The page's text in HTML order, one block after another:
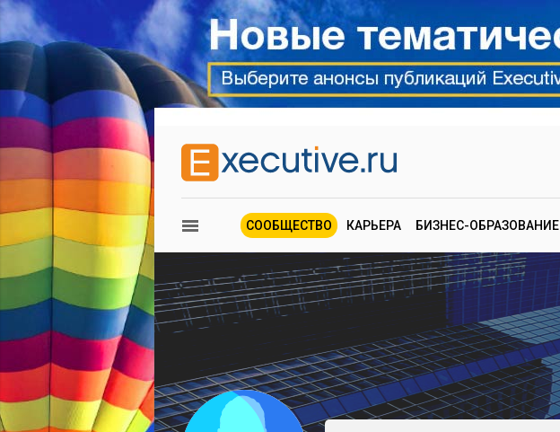
СООБЩЕСТВО КАРЬЕРА БИЗНЕС-ОБРАЗОВАНИЕ